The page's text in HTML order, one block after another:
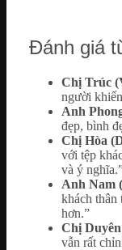
Đánh giá
Chị Trúc
người
Anh
đẹp, bình
Chị Hòa
với tệp
và ý
Anh Nam
khách thân
hơn.”
Chị
vẫn rất